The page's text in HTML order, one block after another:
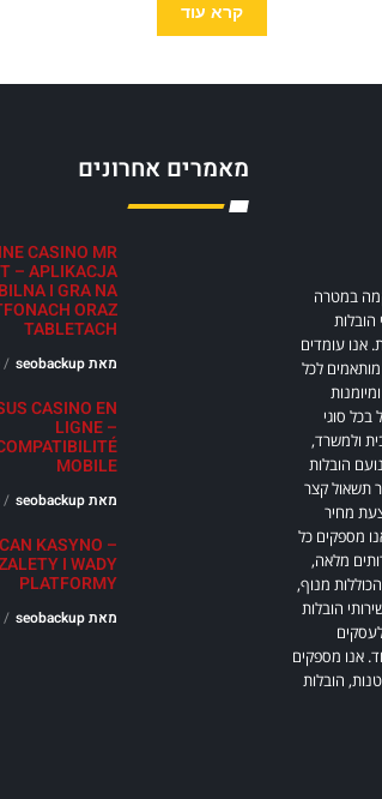
קרא עוד
במטרה
הובלות
אנו עומדים
לכל
סוגי
ולמשרד,
הובלות
תשאול קצר
מחיר
מספקים כל
מלאה,
מנוף,
הובלות
אנו מספקים
הובלות
מאמרים אחרונים
CASINO MR
– APLIKACJA
I GRA NA
ORAZ
TABLETACH
מאת seobackup
CASINO EN
LIGNE –
MOBILE
מאת seobackup
KASYNO –
I WADY
PLATFORMY
מאת seobackup